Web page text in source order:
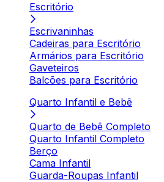
Escritório
Escrivaninhas
Cadeiras para Escritório
Armários para Escritório
Gaveteiros
Balcões para Escritório
Quarto Infantil e Bebê
Quarto de Bebê Completo
Quarto Infantil Completo
Berço
Cama Infantil
Guarda-Roupas Infantil